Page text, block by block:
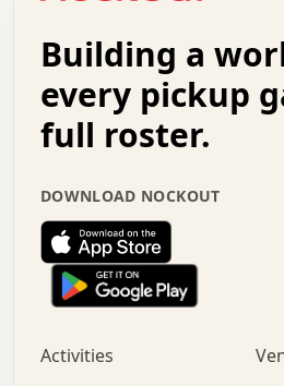
.   .   .   .   .   .   .
.   .   .   .   +   .   .
.   :   .   .   .   .   .   .
.   .   x   .   .   .   .
.   .   .   .   :   .   .   .
.   .   .   .   .   .   .   :
.   .   .   .   .   .   .
.   .   .   .   .   :   +
.   .   .   .   .   .   .
.   .   :   o   .   .   .
.   o   .   .   .   .   x
+   .   o   .   .   .   .
Building a
every pickup
full roster.
DOWNLOAD NOCKOUT
Activities